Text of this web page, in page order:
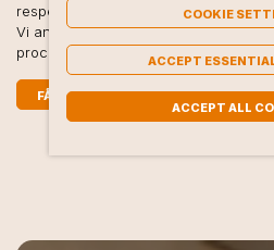
respekt och professionalism.
Vi anpassar alltid arbetet efter
processen blir så trygg och smidig
FÅ OFFERT PÅ 3 MINUTER
COOKIE
ACCEPT
ACCEPT ALL